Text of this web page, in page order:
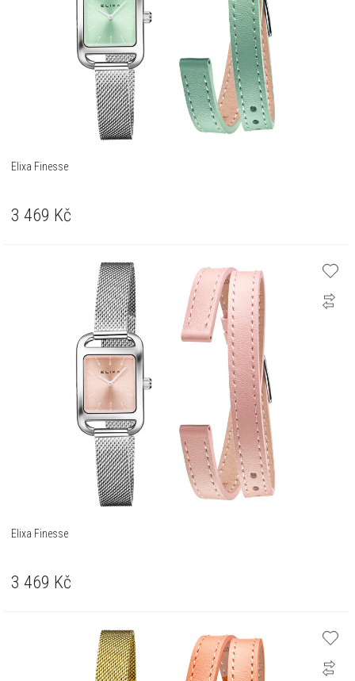
Elixa Finesse
3 469 Kč
Elixa Finesse
3 469 Kč